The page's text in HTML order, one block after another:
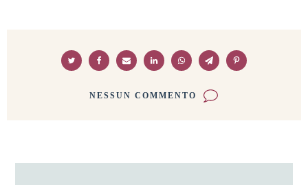
NESSUN COMMENTO